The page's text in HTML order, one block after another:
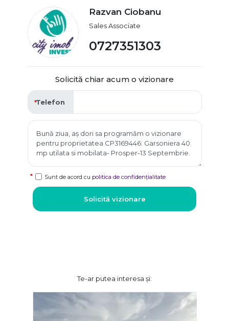
Razvan Ciobanu
Sales Associate
0727351303
Solicită chiar acum o vizionare
Telefon
Sunt de acord cu politica de confidențialitate
Solicită vizionare
Te-ar putea interesa și: